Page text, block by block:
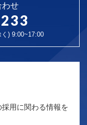
わせ
) 9:00~17:00
用に関わる情報を